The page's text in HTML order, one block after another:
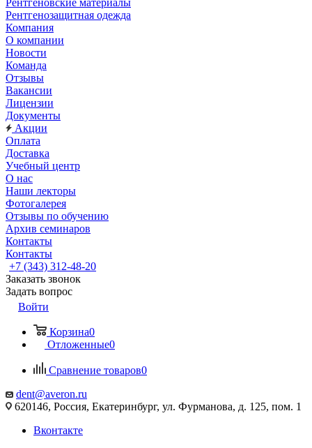
Рентгеновские материалы
Рентгенозащитная одежда
Компания
О компании
Новости
Команда
Отзывы
Вакансии
Лицензии
Документы
Акции
Оплата
Доставка
Учебный центр
О нас
Наши лекторы
Фотогалерея
Отзывы по обучению
Архив семинаров
Контакты
Контакты
+7 (343) 312-48-20
Заказать звонок
Задать вопрос
Войти
Корзина0
Отложенные0
Сравнение товаров0
dent@averon.ru
620146, Россия, Екатеринбург, ул. Фурманова, д. 125, пом. 1
Вконтакте